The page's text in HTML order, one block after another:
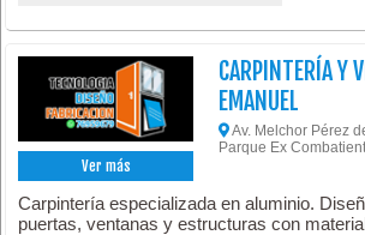
Ver más
CARPINTERÍA Y
EMANUEL
Av. Melchor Pérez
Parque Ex
Carpintería especializada en aluminio.
puertas, ventanas y estructuras con